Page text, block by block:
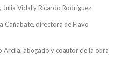
Vidal y Ricardo Rodríguez
Cañabate, directora de Flavo
Arcila, abogado y coautor de la obra